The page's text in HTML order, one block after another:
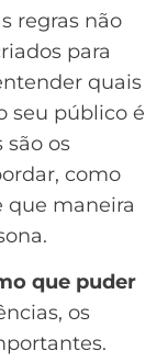
regras não
para
quais
seu público é
são os
como
que maneira
que puder
os